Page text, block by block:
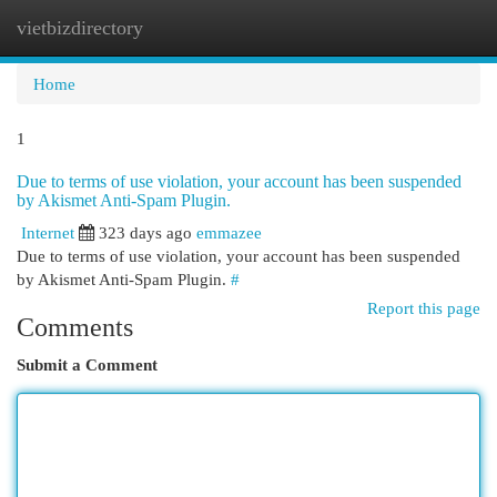
vietbizdirectory
Home
1
Due to terms of use violation, your account has been suspended
by Akismet Anti-Spam Plugin.
Internet
323 days ago emmazee
Due to terms of use violation, your account has been suspended
by Akismet Anti-Spam Plugin. #
Report this page
Comments
Submit a Comment